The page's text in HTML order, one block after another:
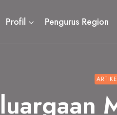
Profil Pengurus Region